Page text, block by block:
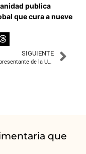
publica
que cura a nueve
SIGUIENTE
La Alta Representante de la Unión Europea insta a India y Pakistán a reducir las tensiones
que